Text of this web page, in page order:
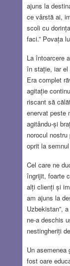
ajuns la
ce vârstă ai,
scoli cu
faci.” Povața
La întoarcere
în stație, iar el
Era complet
agitație
riscant să
enervat peste
agitându-și
norocul
oprit la
Cel care ne
îngrijit, foarte
alți clienți și
am ajuns la
Uzbekistan”,
ne-a deschis
nestingheriți
Un
fost oare